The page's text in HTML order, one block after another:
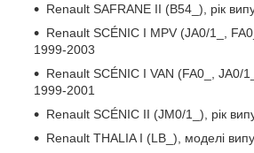
Renault SAFRANE II (B54_), рік
Renault SCÉNIC I MPV (JA0/1_,
1999-2003
Renault SCÉNIC I VAN (FA0_, JA0/
1999-2001
Renault SCÉNIC II (JM0/1_), рік
Renault THALIA I (LB_), моделі